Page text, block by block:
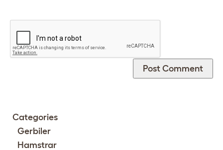
Categories
Gerbiler
Hamstrar